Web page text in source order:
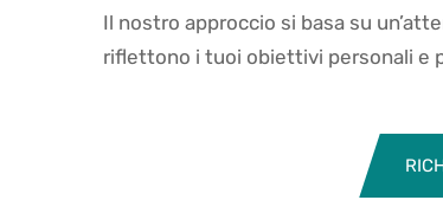
Il nostro approccio si basa su
riflettono i tuoi obiettivi personali e